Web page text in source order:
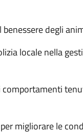
degli
locale nella
migliorare le